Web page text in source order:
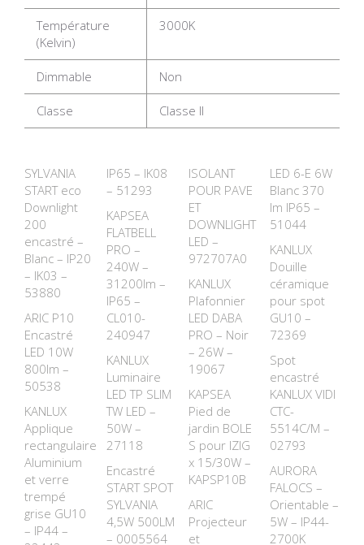
Température
(Kelvin)
3000K
Dimmable Non
Classe Classe II
SYLVANIA
START eco
Downlight
200
encastré –
Blanc – IP20
– IK03 –
53880
ARIC P10
Encastré
LED 10W
800lm –
50538
KANLUX
Applique
rectangulaire
Aluminium
et verre
trempé
grise GU10
– IP44 –
IP65 – IK08
– 51293
KAPSEA
FLATBELL
PRO –
240W –
31200lm –
IP65 –
CL010-
240947
KANLUX
Luminaire
LED TP SLIM
TW LED –
50W –
27118
Encastré
START SPOT
SYLVANIA
4,5W 500LM
– 0005564
ISOLANT
POUR PAVE
ET
DOWNLIGHT
LED –
972707A0
KANLUX
Plafonnier
LED DABA
PRO – Noir
– 26W –
19067
KAPSEA
Pied de
jardin BOLE
S pour IZIG
x 15/30W –
KAPSP10B
ARIC
Projecteur
et
LED 6-E 6W
Blanc 370
lm IP65 –
51044
KANLUX
Douille
céramique
pour spot
GU10 –
72369
Spot
encastré
KANLUX VIDI
CTC-
5514C/M –
02793
AURORA
FALOCS –
Orientable –
5W – IP44-
2700K